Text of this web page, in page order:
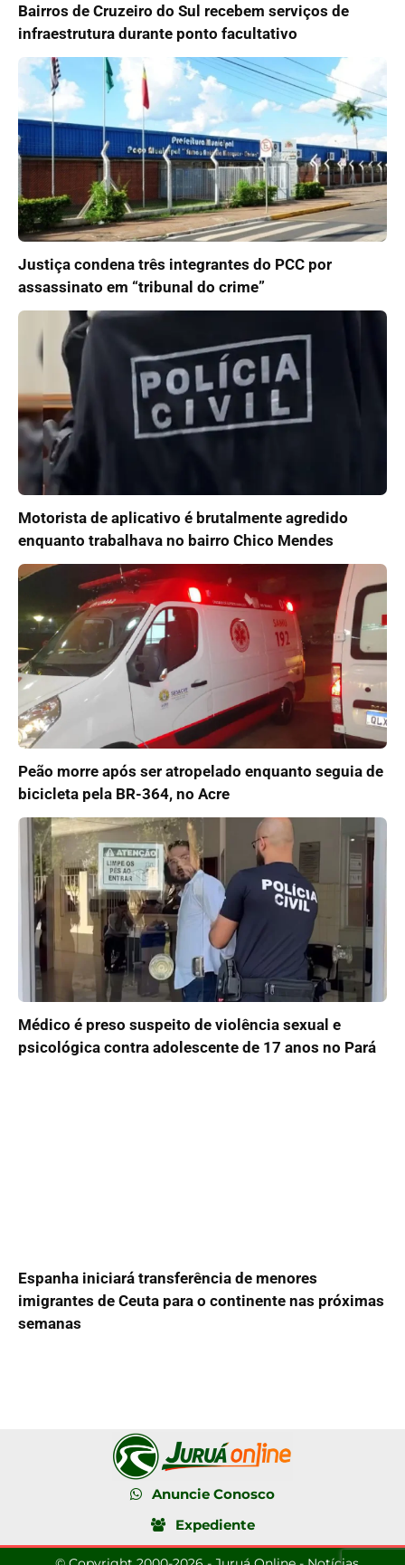
Bairros de Cruzeiro do Sul recebem serviços de
infraestrutura durante ponto facultativo
Justiça condena três integrantes do PCC por
assassinato em “tribunal do crime”
Motorista de aplicativo é brutalmente agredido
enquanto trabalhava no bairro Chico Mendes
Peão morre após ser atropelado enquanto seguia de
bicicleta pela BR-364, no Acre
Médico é preso suspeito de violência sexual e
psicológica contra adolescente de 17 anos no Pará
Espanha iniciará transferência de menores
imigrantes de Ceuta para o continente nas próximas
semanas
Anuncie Conosco
Expediente